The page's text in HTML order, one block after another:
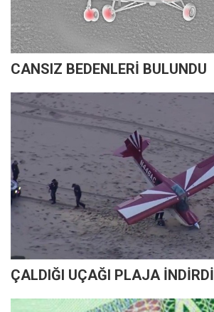
CANSIZ BEDENLERİ BULUNDU
ÇALDIĞI UÇAĞI PLAJA İNDİRDİ